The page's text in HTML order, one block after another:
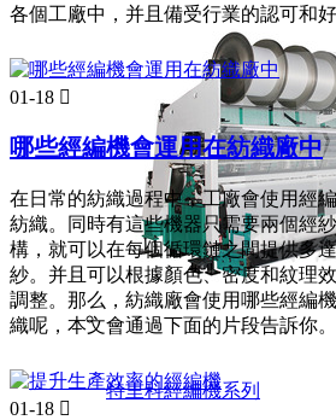
特里科經編機系列
各個工廠中，并且備受行業的認可和好
01-18 
哪些經編機會運用在紡織廠中
在日常的紡織過程中，工廠會使用經
紡織。同時有這些機器只需要兩個經
構，就可以在每個循環鏈之間提供多
紗。并且可以根據顏色、密度和紋理
調整。那么，紡織廠會使用哪些經編
織呢，本文會通過下面的片段告訴你。
01-18 